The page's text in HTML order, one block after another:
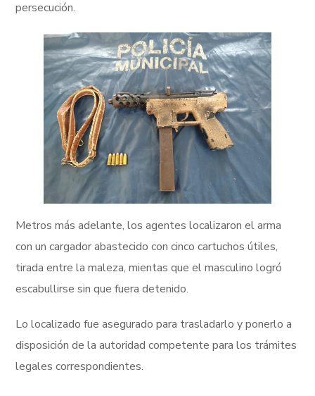
persecución.
Metros más adelante, los agentes localizaron el arma
con un cargador abastecido con cinco cartuchos útiles,
tirada entre la maleza, mientas que el masculino logró
escabullirse sin que fuera detenido.
Lo localizado fue asegurado para trasladarlo y ponerlo a
disposición de la autoridad competente para los trámites
legales correspondientes.